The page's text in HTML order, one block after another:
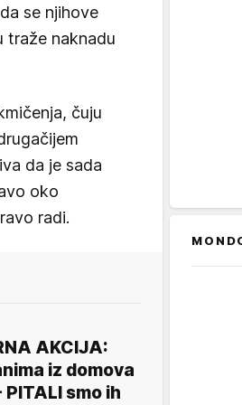
se njihove
traže naknadu
čuju
da je sada
oko
radi.
AKCIJA:
iz domova
smo ih